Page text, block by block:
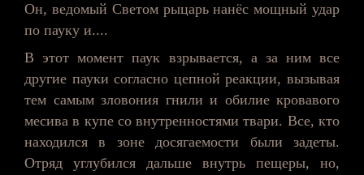
Он, ведомый Светом рыцарь нанёс мощный удар
по пауку и....
В этот момент паук взрывается, а за ним все
другие пауки согласно цепной реакции, вызывая
тем самым зловония гнили и обилие кровавого
месива в купе со внутренностями твари. Все, кто
находился в зоне досягаемости были задеты.
Отряд углубился дальше внутрь пещеры, но,